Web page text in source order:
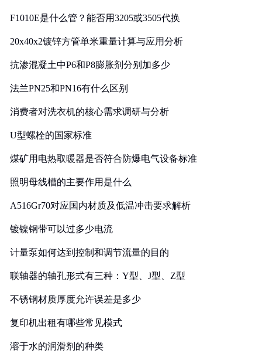
F1010E是什么管？能否用3205或3505代换
20x40x2镀锌方管单米重量计算与应用分析
抗渗混凝土中P6和P8膨胀剂分别加多少
法兰PN25和PN16有什么区别
消费者对洗衣机的核心需求调研与分析
U型螺栓的国家标准
煤矿用电热取暖器是否符合防爆电气设备标准
照明母线槽的主要作用是什么
A516Gr70对应国内材质及低温冲击要求解析
镀镍钢带可以过多少电流
计量泵如何达到控制和调节流量的目的
联轴器的轴孔形式有三种：Y型、J型、Z型
不锈钢材质厚度允许误差是多少
复印机出租有哪些常见模式
溶于水的润滑剂的种类